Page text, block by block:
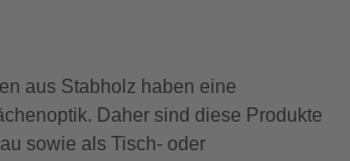
aus Stabholz haben eine
Daher sind diese Produkte
sowie als Tisch- oder